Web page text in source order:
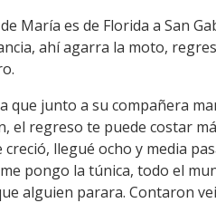
María es de Florida a San
ahí agarra la moto,
que junto a su compañera
el regreso te puede costar
creció, llegué ocho y media
pongo la túnica, todo el
alguien parara. Contaron